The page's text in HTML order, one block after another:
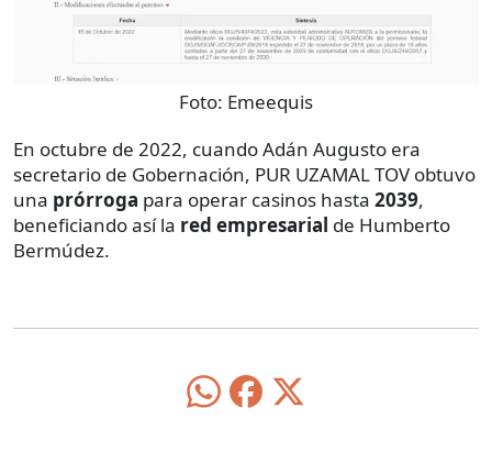
Foto: Emeequis
En octubre de 2022, cuando Adán Augusto era
secretario de Gobernación, PUR UZAMAL TOV obtuvo
una prórroga para operar casinos hasta 2039,
beneficiando así la red empresarial de Humberto
Bermúdez.